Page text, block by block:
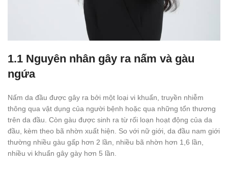
1.1 Nguyên nhân gây ra nấm và gàu
ngứa
Nấm da đầu được gây ra bởi một loại vi khuẩn, truyền nhiễm
thông qua vật dụng của người bệnh hoặc qua những tổn thương
trên da đầu. Còn gàu được sinh ra từ rối loạn hoạt động của da
đầu, kèm theo bã nhờn xuất hiện. So với nữ giới, da đầu nam giới
thường nhiều gàu gấp hơn 2 lần, nhiều bã nhờn hơn 1,6 lần,
nhiều vi khuẩn gây gày hơn 5 lần.